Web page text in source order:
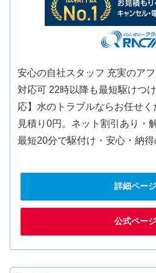
安心の自社スタッフ 充実のア
対応可 22時以降も最短駆けつ
応】水のトラブルならお任せく
見積り0円。ネット割引あり・
最短20分で駆付け・安心・納得
詳細ページ
公式ページ